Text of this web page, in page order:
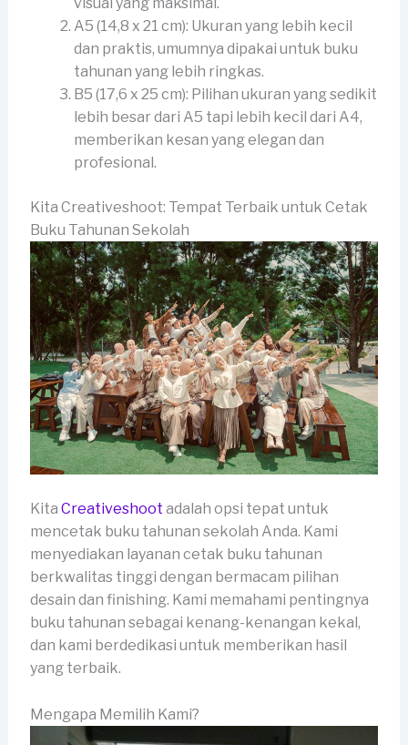
visual yang maksimal.
A5 (14,8 x 21 cm): Ukuran yang lebih kecil
dan praktis, umumnya dipakai untuk buku
tahunan yang lebih ringkas.
B5 (17,6 x 25 cm): Pilihan ukuran yang sedikit
lebih besar dari A5 tapi lebih kecil dari A4,
memberikan kesan yang elegan dan
profesional.
Kita Creativeshoot: Tempat Terbaik untuk Cetak
Buku Tahunan Sekolah
Kita Creativeshoot adalah opsi tepat untuk
mencetak buku tahunan sekolah Anda. Kami
menyediakan layanan cetak buku tahunan
berkwalitas tinggi dengan bermacam pilihan
desain dan finishing. Kami memahami pentingnya
buku tahunan sebagai kenang-kenangan kekal,
dan kami berdedikasi untuk memberikan hasil
yang terbaik.
Mengapa Memilih Kami?